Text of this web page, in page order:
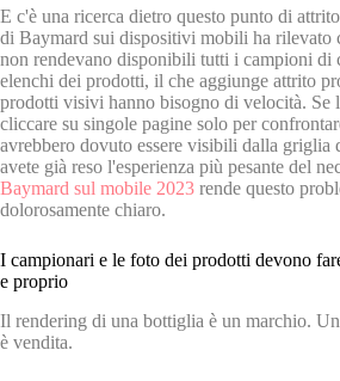
E c'è una ricerca dietro questo punto di
di Baymard sui dispositivi mobili ha rilevato
non rendevano disponibili tutti i campioni di
elenchi dei prodotti, il che aggiunge attrito
prodotti visivi hanno bisogno di velocità. Se
cliccare su singole pagine solo per
avrebbero dovuto essere visibili dalla griglia
avete già reso l'esperienza più pesante del
Baymard sul mobile 2023 rende questo
dolorosamente chiaro.
I campionari e le foto dei prodotti devono
e proprio
Il rendering di una bottiglia è un marchio.
è vendita.